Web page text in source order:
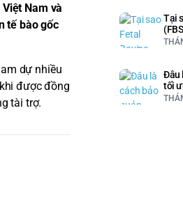
Nam và
tế bào gốc
dự nhiều
được đồng
tài trợ.
Tại
Đâu
tối